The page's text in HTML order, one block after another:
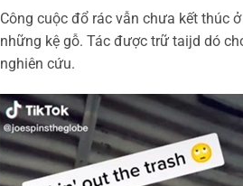
Công cuộc đổ rác vẫn chưa kết thúc
những kệ gỗ. Tác được trữ taijd dó
nghiên cứu.